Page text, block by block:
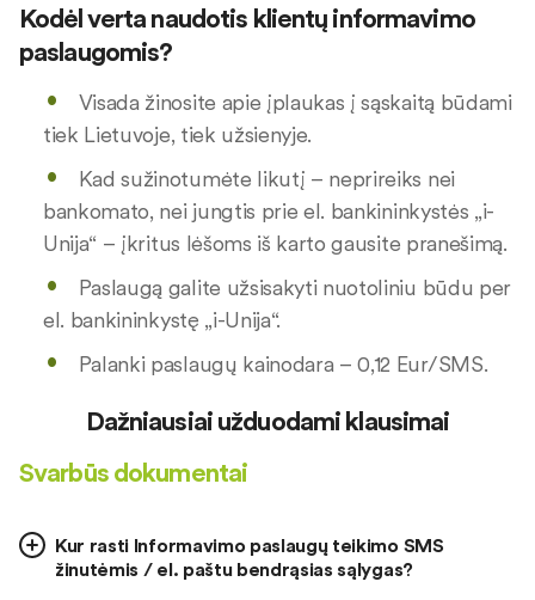
Kodėl verta naudotis klientų informavimo
paslaugomis?
Visada žinosite apie įplaukas į sąskaitą būdami
tiek Lietuvoje, tiek užsienyje.
Kad sužinotumėte likutį – neprireiks nei
bankomato, nei jungtis prie el. bankininkystės „i-
Unija“ – įkritus lėšoms iš karto gausite pranešimą.
Paslaugą galite užsisakyti nuotoliniu būdu per
el. bankininkystę „i-Unija“.
Palanki paslaugų kainodara – 0,12 Eur/SMS.
Dažniausiai užduodami klausimai
Svarbūs dokumentai
Kur rasti Informavimo paslaugų teikimo SMS
žinutėmis / el. paštu bendrąsias sąlygas?